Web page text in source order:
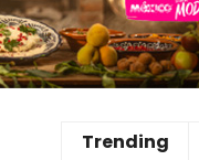
Trending